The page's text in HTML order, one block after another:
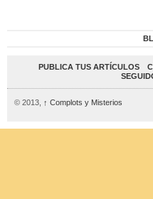
PUBLICA TUS ARTÍCULOS
© 2013, ↑ Complots y Misterios